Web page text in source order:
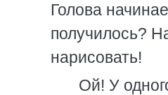
Голова
получилось?
нарисовать!
Ой! У